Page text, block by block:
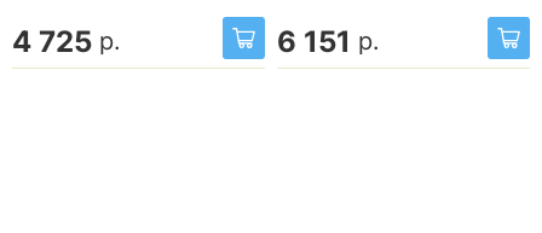
4 725 р. 6 151 р.